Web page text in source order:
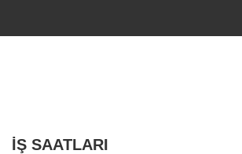
İŞ SAATLARI